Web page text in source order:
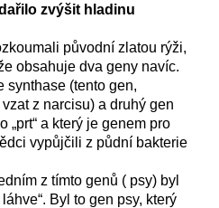
zvýšit hladinu
původní zlatou rýži,
obsahuje dva geny navíc.
synthase (tento gen,
z narcisu) a druhý gen
„prt“ a který je genem pro
vypůjčili z půdní bakterie
z tímto genů ( psy) byl
Byl to gen psy, který